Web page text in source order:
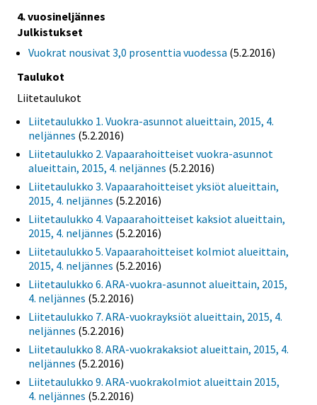
4. vuosineljännes
Julkistukset
Vuokrat nousivat 3,0 prosenttia vuodessa (5.2.2016)
Taulukot
Liitetaulukot
Liitetaulukko 1. Vuokra-asunnot alueittain, 2015, 4.
neljännes (5.2.2016)
Liitetaulukko 2. Vapaarahoitteiset vuokra-asunnot
alueittain, 2015, 4. neljännes (5.2.2016)
Liitetaulukko 3. Vapaarahoitteiset yksiöt alueittain,
2015, 4. neljännes (5.2.2016)
Liitetaulukko 4. Vapaarahoitteiset kaksiot alueittain,
2015, 4. neljännes (5.2.2016)
Liitetaulukko 5. Vapaarahoitteiset kolmiot alueittain,
2015, 4. neljännes (5.2.2016)
Liitetaulukko 6. ARA-vuokra-asunnot alueittain, 2015,
4. neljännes (5.2.2016)
Liitetaulukko 7. ARA-vuokrayksiöt alueittain, 2015, 4.
neljännes (5.2.2016)
Liitetaulukko 8. ARA-vuokrakaksiot alueittain, 2015, 4.
neljännes (5.2.2016)
Liitetaulukko 9. ARA-vuokrakolmiot alueittain 2015,
4. neljännes (5.2.2016)